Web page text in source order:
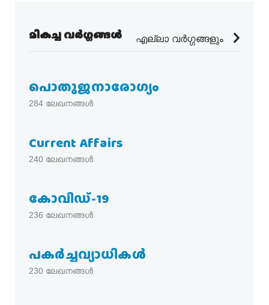
മികച്ച വർഗ്ഗങ്ങൾ എല്ലാ വർഗ്ഗങ്ങളും
പൊതുജനാരോഗ്യം
284 ലേഖനങ്ങൾ
Current Affairs
240 ലേഖനങ്ങൾ
കോവിഡ്-19
236 ലേഖനങ്ങൾ
പകര്‍ച്ചവ്യാധികള്‍
230 ലേഖനങ്ങൾ